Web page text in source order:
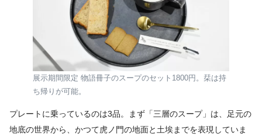
展示期間限定 物語冊子のスープのセット1800円。栞は持
ち帰りが可能。
プレートに乗っているのは3品。まず「三層のスープ」は、足元の
地底の世界から、かつて虎ノ門の地面と土埃までを表現していま